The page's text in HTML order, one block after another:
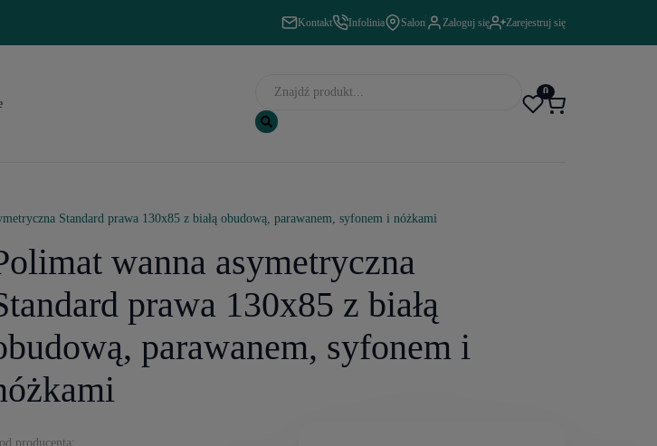
Kontakt Infolinia Salon Zaloguj się Zarejestruj się
0
Standard prawa 130x85 z białą obudową, parawanem, syfonem i nóżkami
wanna asymetryczna
prawa 130x85 z białą
parawanem, syfonem i
producenta: